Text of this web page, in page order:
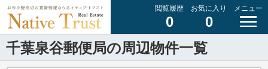
閲覧履歴
0
お気に入り
0
メニュー
千葉泉谷郵便局の周辺物件一覧